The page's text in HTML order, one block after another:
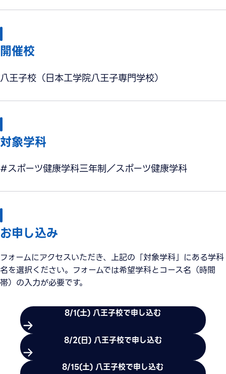
開催校
八王子校（日本工学院八王子専門学校）
対象学科
#スポーツ健康学科三年制／スポーツ健康学科
お申し込み
フォームにアクセスいただき、上記の「対象学科」にある学科
名を選択ください。フォームでは希望学科とコース名（時間
帯）の入力が必要です。
8/1(土) 八王子校で申し込む
8/2(日) 八王子校で申し込む
8/15(土) 八王子校で申し込む